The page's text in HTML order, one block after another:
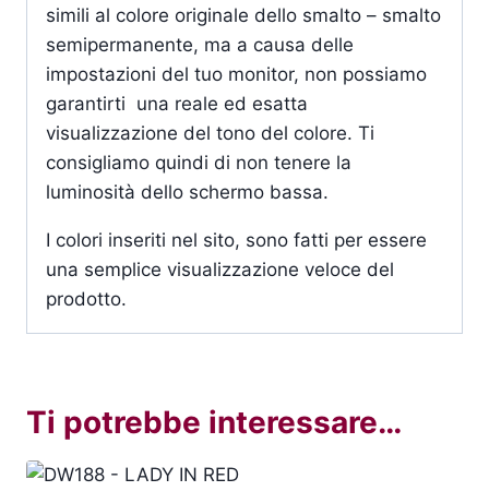
simili al colore originale dello smalto – smalto
semipermanente, ma a causa delle
impostazioni del tuo monitor, non possiamo
garantirti una reale ed esatta
visualizzazione del tono del colore. Ti
consigliamo quindi di non tenere la
luminosità dello schermo bassa.
I colori inseriti nel sito, sono fatti per essere
una semplice visualizzazione veloce del
prodotto.
Ti potrebbe interessare…